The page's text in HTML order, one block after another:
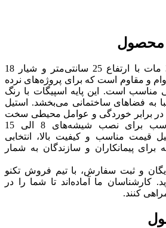
محصول
پایه اسپیگات استیل 304 مات با ارتفاع 25 سانتی‌متر و شیار 18
و مقاوم است که برای پروژه‌های نرده
است. این پایه اسپیگات با رنگ
به فضاهای ساختمانی می‌بخشد. استیل
در برابر خوردگی و عوامل محیطی سخت
مقاوم کرده است. مناسب برای نصب شیشه‌های 8 الی 15
قیمت مناسب و کیفیت بالا، انتخابی
پیمانکاران و سازندگان به شمار
و ثبت سفارش، با تیم فروش تکنو
کارشناسان ما آماده‌اند تا شما را در
کنند.